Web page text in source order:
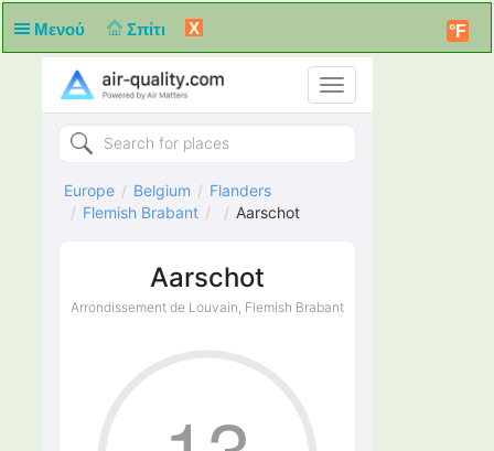
Μενού Σπίτι X °F